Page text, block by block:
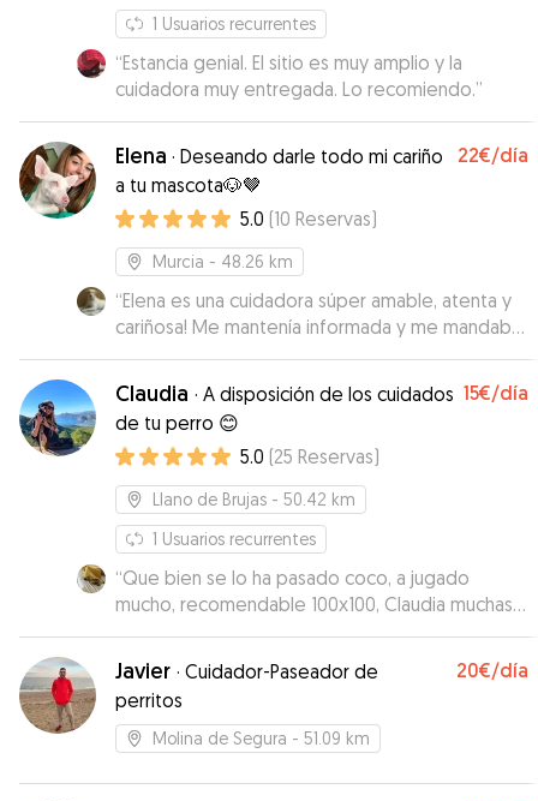
1 Usuarios recurrentes
“Estancia genial. El sitio es muy amplio y la
cuidadora muy entregada. Lo recomiendo.”
Elena · Deseando darle todo mi cariño
a tu mascota🐶🤎
22€/día
5.0 (10 Reservas)
Murcia - 48.26 km
“Elena es una cuidadora súper amable, atenta y
cariñosa! Me mantenía informada y me mandaba
fotos a diario. Estoy segura de que Max habrá
estado como en casa. Repetiremos seguro!
Gracias por todo Elena!”
Claudia · A disposición de los cuidados
de tu perro 😊
15€/día
5.0 (25 Reservas)
Llano de Brujas - 50.42 km
1 Usuarios recurrentes
“Que bien se lo ha pasado coco, a jugado
mucho, recomendable 100x100, Claudia muchas
gracias por todo”
Javier · Cuidador-Paseador de
perritos
20€/día
Molina de Segura - 51.09 km